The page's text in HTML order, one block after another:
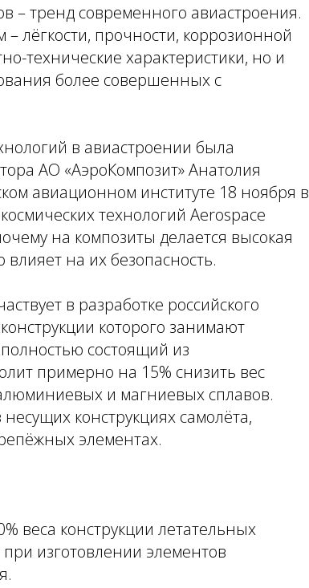
– тренд современного авиастроения.
лёгкости, прочности, коррозионной
технические характеристики, но и
более совершенных с
в авиастроении была
АО «АэроКомпозит» Анатолия
авиационном институте 18 ноября в
технологий Aerospace
на композиты делается высокая
влияет на их безопасность.
в разработке российского
которого занимают
состоящий из
примерно на 15% снизить вес
и магниевых сплавов.
конструкциях самолёта,
элементах.
веса конструкции летательных
изготовлении элементов